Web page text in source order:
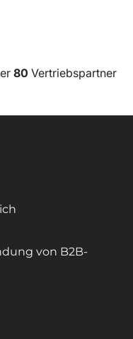
80 Vertriebspartner
von B2B-